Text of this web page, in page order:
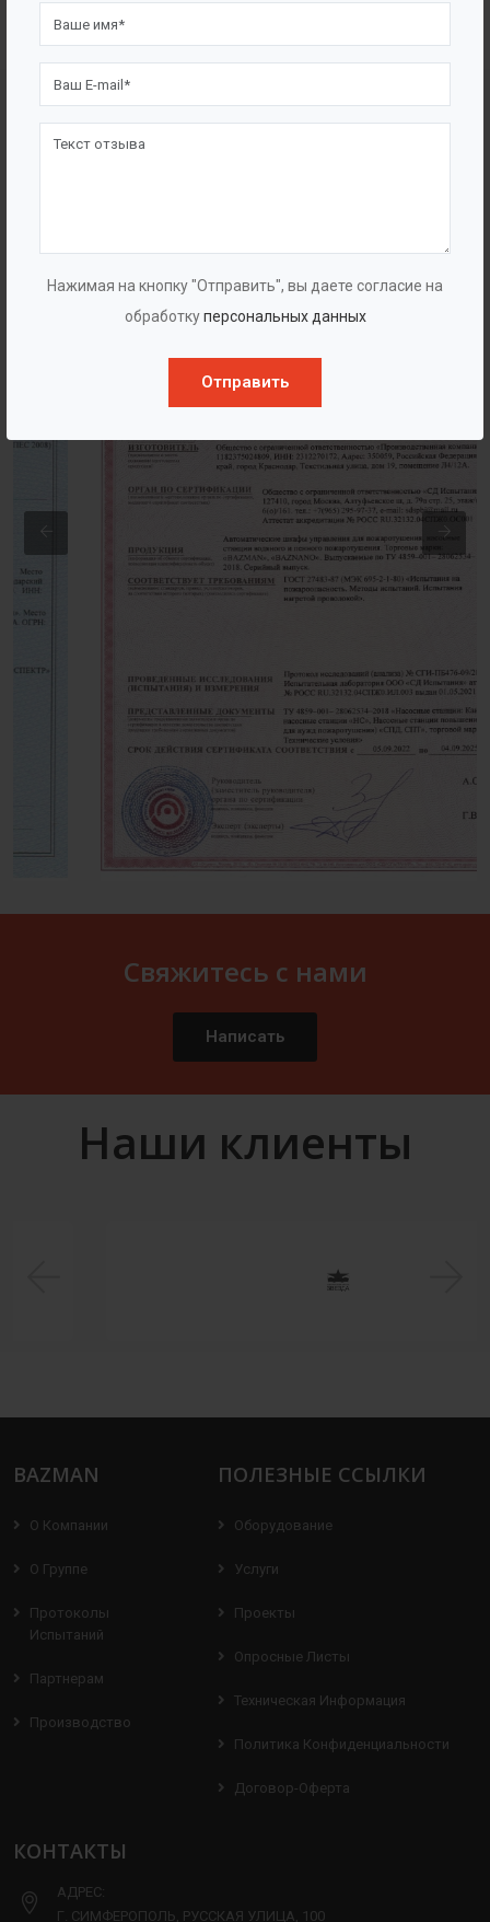
Нажимая на кнопку "Отправить", вы даете согласие на
обработкуперсональных данных
Отправить
Счастливых клиентов
Сертификаты
Свяжитесь с нами
Написать
Наши клиенты
BAZMAN
О Компании
О Группе
Протоколы
Испытаний
Партнерам
Производство
ПОЛЕЗНЫЕ ССЫЛКИ
Оборудование
Услуги
Проекты
Опросные Листы
Техническая Информация
Политика Конфиденциальности
Договор-Оферта
КОНТАКТЫ
АДРЕС:
Г. СИМФЕРОПОЛЬ, РУССКАЯ УЛИЦА, 100